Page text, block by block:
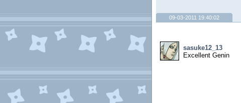
09-03-2011 19:40:02
sasuke12_13
Excellent Genin